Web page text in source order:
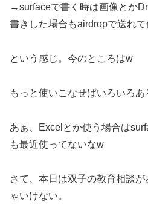
→surfaceで書く時は画像とか
書きした場合もairdropで送れて
という感じ。今のところはw
もっと使いこなせばいろいろあ
あぁ、Excelとか使う場合は
も最近使ってないなw
さて、本日は双子の教育相談
ゃいけない。